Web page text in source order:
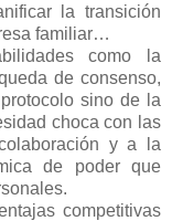
la transición
familiar…
como la
de consenso,
sino de la
choca con las
y a la
de poder que
competitivas